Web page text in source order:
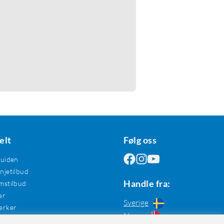
Følg oss
Handle fra:
Sverige
Norge